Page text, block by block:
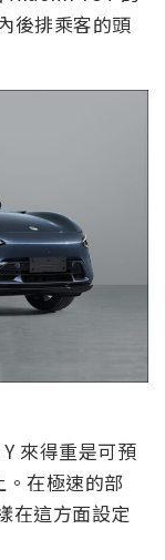
後排乘客的頭
來得重是可預
在極速的部
在這方面設定